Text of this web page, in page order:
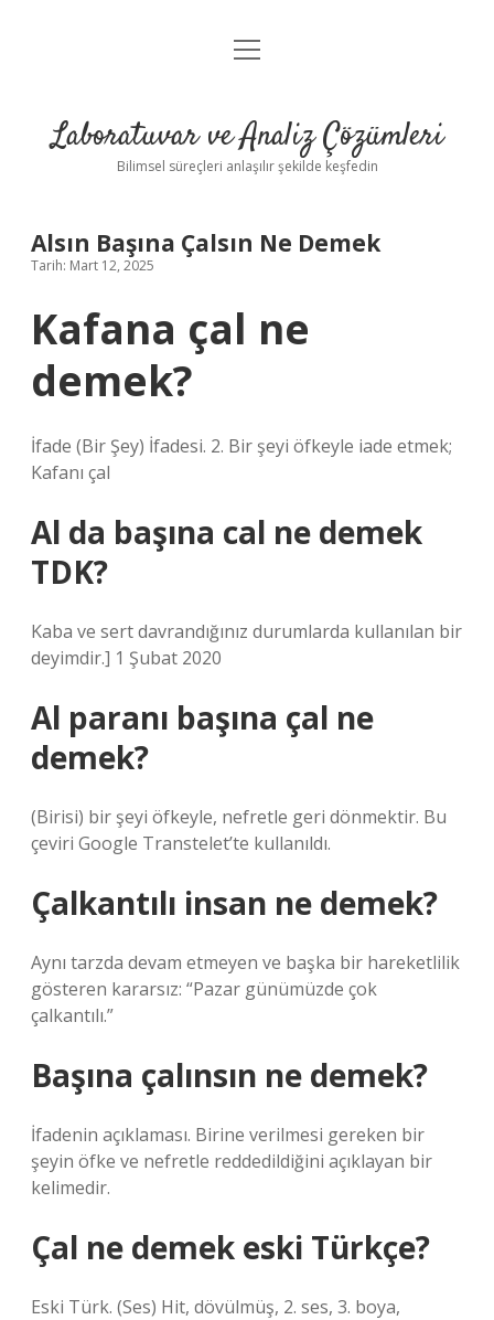
Anasayfa
Yasal Uyarı
menüyü
Laboratuvar ve Analiz Çözümleri
Bilimsel süreçleri anlaşılır şekilde keşfedin
Alsın Başına Çalsın Ne Demek
Tarih: Mart 12, 2025
Kafana çal ne
demek?
İfade (Bir Şey) İfadesi. 2. Bir şeyi öfkeyle iade etmek;
Kafanı çal
Al da başına cal ne demek
TDK?
Kaba ve sert davrandığınız durumlarda kullanılan bir
deyimdir.] 1 Şubat 2020
Al paranı başına çal ne
demek?
(Birisi) bir şeyi öfkeyle, nefretle geri dönmektir. Bu
çeviri Google Transtelet’te kullanıldı.
Çalkantılı insan ne demek?
Aynı tarzda devam etmeyen ve başka bir hareketlilik
gösteren kararsız: “Pazar günümüzde çok
çalkantılı.”
Başına çalınsın ne demek?
İfadenin açıklaması. Birine verilmesi gereken bir
şeyin öfke ve nefretle reddedildiğini açıklayan bir
kelimedir.
Çal ne demek eski Türkçe?
Eski Türk. (Ses) Hit, dövülmüş, 2. ses, 3. boya,